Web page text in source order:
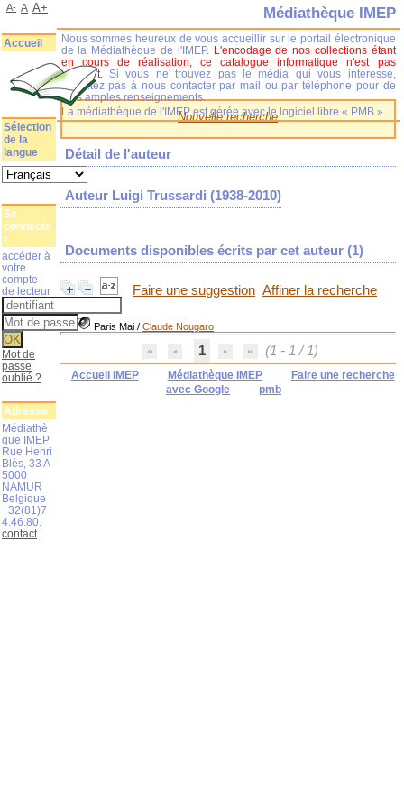
Nouvelle recherche
Détail de l'auteur
Auteur Luigi Trussardi (1938-2010)
Documents disponibles écrits par cet auteur (1)
Faire une suggestion Affiner la recherche
Paris Mai /Claude Nougaro
1 (1 - 1 / 1)
Accueil IMEP Médiathèque IMEP
Faire une recherche
avec Google
pmb
Médiathèque IMEP
Nous sommes heureux de vous accueillir sur le portail électronique
de la Médiathèque de l'IMEP. L'encodage de nos collections étant
en cours de réalisation, ce catalogue informatique n'est pas
complet.
Si vous ne trouvez pas le média qui vous intéresse,
n'hésitez pas à nous contacter par mail ou par téléphone pour de
plus amples renseignements.
La médiathèque de l'IMEP est gérée avec le logiciel libre « PMB ».
A- A A+
Accueil
Sélection
de la
langue
Se
connecte
r
accéder à
votre
compte
de lecteur
Mot de
passe
oublié ?
Adresse
Médiathè
que IMEP
Rue Henri
Blès, 33 A
5000
NAMUR
Belgique
+32(81)7
4.46.80.
contact